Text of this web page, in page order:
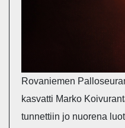
Rovaniemen
kasvatti Marko
tunnettiin jo nuorena